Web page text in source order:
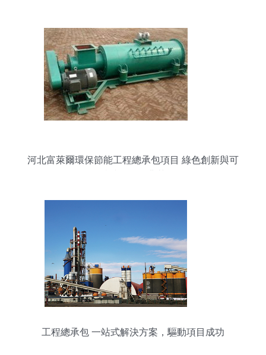
河北富萊爾環保節能工程總承包項目 綠色創新與可
工程總承包 一站式解決方案，驅動項目成功